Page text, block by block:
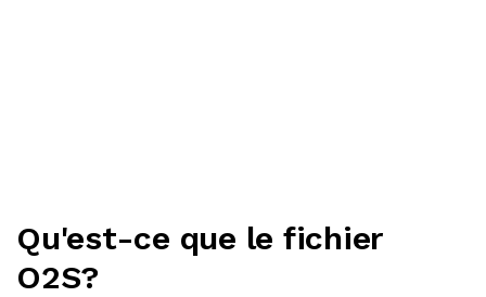
Qu'est-ce que le fichier
O2S?